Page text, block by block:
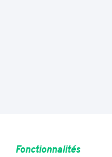
Fonctionnalités